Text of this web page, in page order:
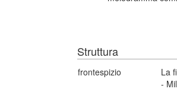
Struttura
frontespizio
La
-